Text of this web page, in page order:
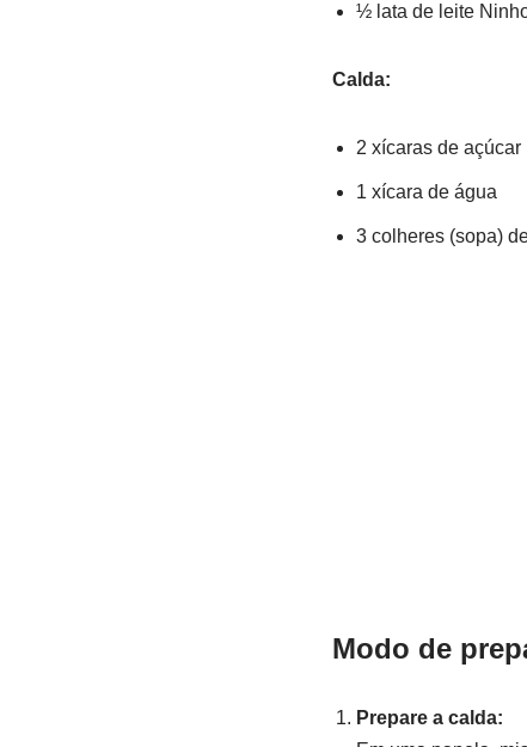
½ lata de leite
Calda:
2 xícaras de açúcar
1 xícara de água
3 colheres (sopa)
Modo de
Prepare a calda: